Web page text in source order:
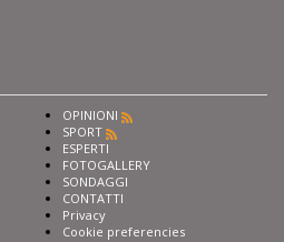
OPINIONI
SPORT
ESPERTI
FOTOGALLERY
SONDAGGI
CONTATTI
Privacy
Cookie preferencies